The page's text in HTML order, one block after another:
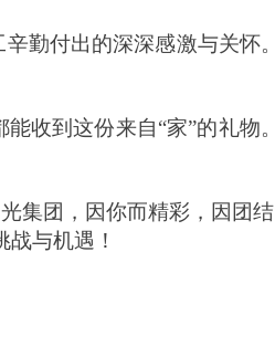
勤付出的深深感激与关怀。
收到这份来自“家”的礼物。
集团，因你而精彩，因团结
与机遇！